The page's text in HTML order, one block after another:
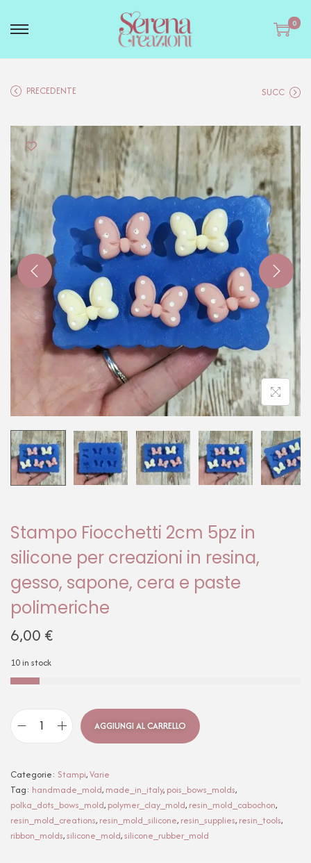
0
PRECEDENTE SUCC
Stampo Fiocchetti 2cm 5pz in
silicone per creazioni in resina,
gesso, sapone, cera e paste
polimeriche
6,00 €
10 in stock
AGGIUNGI AL CARRELLO
Categorie: Stampi,Varie
Tag: handmade_mold, made_in_italy, pois_bows_molds,
polka_dots_bows_mold, polymer_clay_mold, resin_mold_cabochon,
resin_mold_creations, resin_mold_silicone, resin_supplies, resin_tools,
ribbon_molds,silicone_mold,silicone_rubber_mold